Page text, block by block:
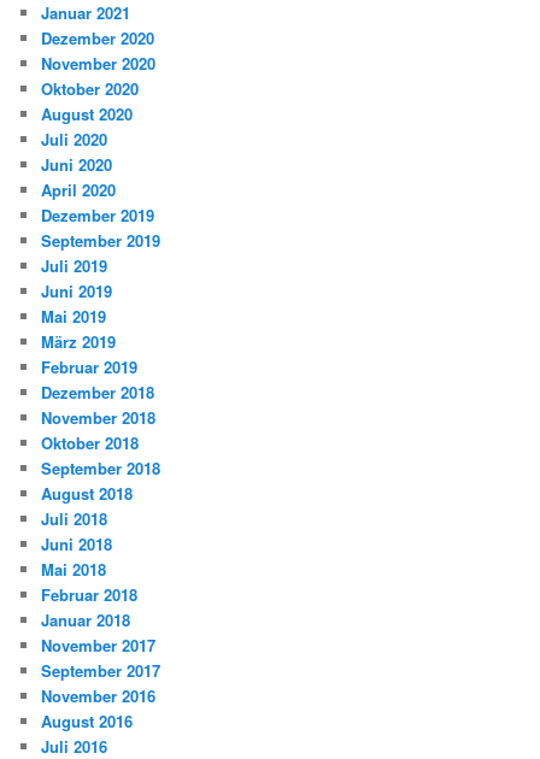
Januar 2021
Dezember 2020
November 2020
Oktober 2020
August 2020
Juli 2020
Juni 2020
April 2020
Dezember 2019
September 2019
Juli 2019
Juni 2019
Mai 2019
März 2019
Februar 2019
Dezember 2018
November 2018
Oktober 2018
September 2018
August 2018
Juli 2018
Juni 2018
Mai 2018
Februar 2018
Januar 2018
November 2017
September 2017
November 2016
August 2016
Juli 2016